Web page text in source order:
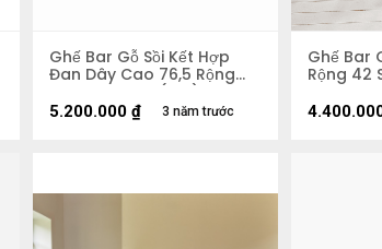
Ghế Bar Gỗ Sồi Kết Hợp
Đan Dây Cao 76,5 Rộng
48,5 Sâu 36,5 (cm)
3 năm trước
5.200.000 ₫
Ghế Bar
Rộng 42